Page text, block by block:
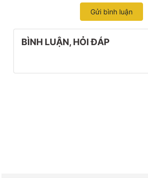
Gửi bình luận
BÌNH LUẬN, HỎI ĐÁP